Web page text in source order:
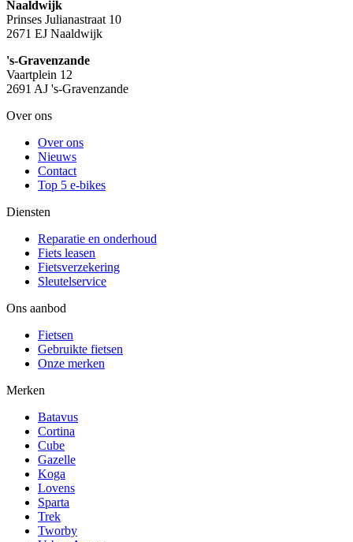
Naaldwijk
Prinses Julianastraat 10
2671 EJ Naaldwijk
's-Gravenzande
Vaartplein 12
2691 AJ 's-Gravenzande
Over ons
Over ons
Nieuws
Contact
Top 5 e-bikes
Diensten
Reparatie en onderhoud
Fiets leasen
Fietsverzekering
Sleutelservice
Ons aanbod
Fietsen
Gebruikte fietsen
Onze merken
Merken
Batavus
Cortina
Cube
Gazelle
Koga
Lovens
Sparta
Trek
Tworby